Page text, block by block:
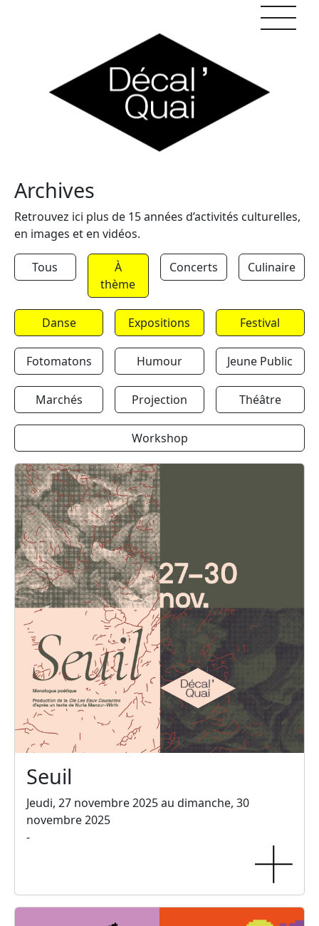
Archives
Retrouvez ici plus de 15 années d’activités culturelles,
en images et en vidéos.
Tous
À
thème
Concerts Culinaire
Danse Expositions Festival
Fotomatons Humour Jeune Public
Marchés Projection Théâtre
Workshop
Seuil
Jeudi, 27 novembre 2025 au dimanche, 30
novembre 2025
-